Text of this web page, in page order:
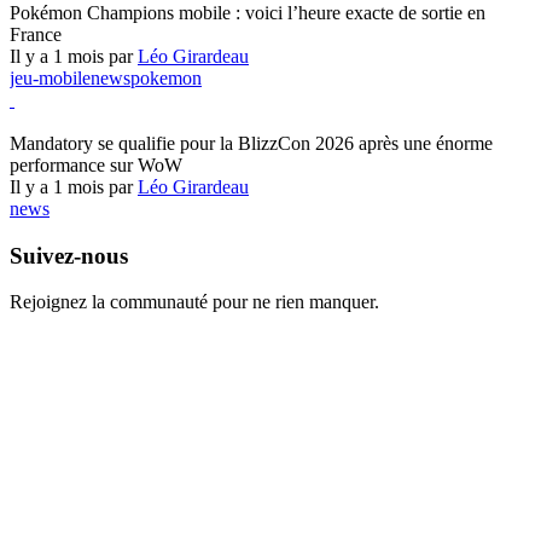
Pokémon Champions mobile : voici l’heure exacte de sortie en
France
Il y a 1 mois parLéo Girardeau
jeu-mobilenewspokemon
Mandatory se qualifie pour la BlizzCon 2026 après une énorme
performance sur WoW
Il y a 1 mois parLéo Girardeau
news
Suivez-nous
Rejoignez la communauté pour ne rien manquer.